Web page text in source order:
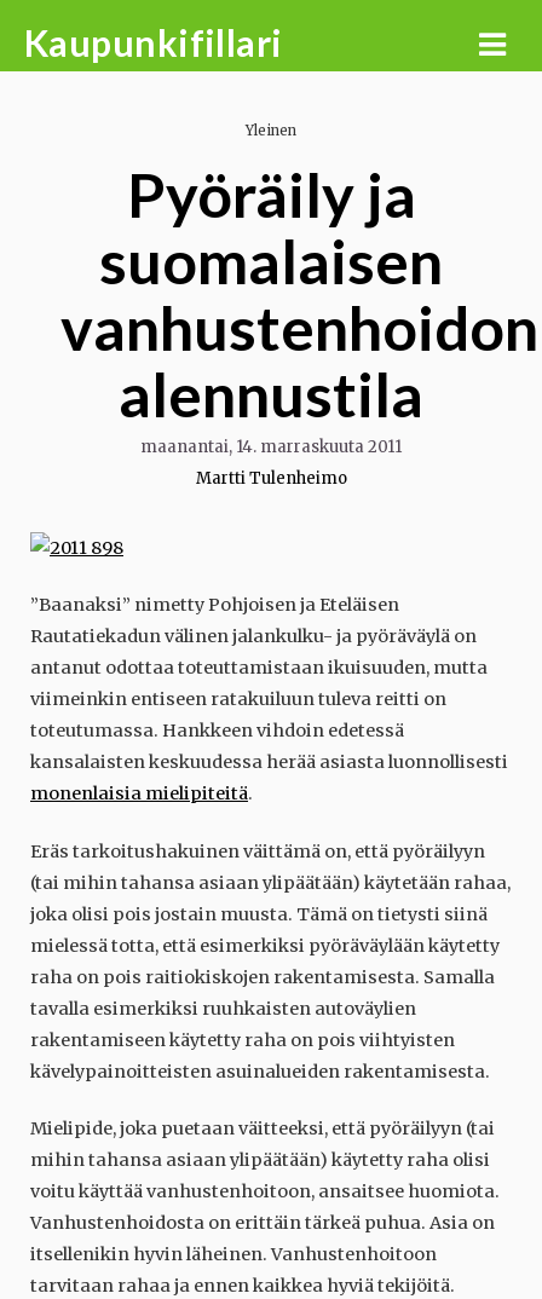
Kaupunkifillari
Yleinen
Pyöräily ja
suomalaisen
vanhustenhoidon
alennustila
maanantai, 14. marraskuuta 2011
Martti Tulenheimo
”Baanaksi” nimetty Pohjoisen ja Eteläisen
Rautatiekadun välinen jalankulku- ja pyöräväylä on
antanut odottaa toteuttamistaan ikuisuuden, mutta
viimeinkin entiseen ratakuiluun tuleva reitti on
toteutumassa. Hankkeen vihdoin edetessä
kansalaisten keskuudessa herää asiasta luonnollisesti
monenlaisia mielipiteitä.
Eräs tarkoitushakuinen väittämä on, että pyöräilyyn
(tai mihin tahansa asiaan ylipäätään) käytetään rahaa,
joka olisi pois jostain muusta. Tämä on tietysti siinä
mielessä totta, että esimerkiksi pyöräväylään käytetty
raha on pois raitiokiskojen rakentamisesta. Samalla
tavalla esimerkiksi ruuhkaisten autoväylien
rakentamiseen käytetty raha on pois viihtyisten
kävelypainoitteisten asuinalueiden rakentamisesta.
Mielipide, joka puetaan väitteeksi, että pyöräilyyn (tai
mihin tahansa asiaan ylipäätään) käytetty raha olisi
voitu käyttää vanhustenhoitoon, ansaitsee huomiota.
Vanhustenhoidosta on erittäin tärkeä puhua. Asia on
itsellenikin hyvin läheinen. Vanhustenhoitoon
tarvitaan rahaa ja ennen kaikkea hyviä tekijöitä.